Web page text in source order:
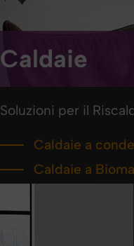
Caldaie
Soluzioni per il
Caldaie a
Caldaie a